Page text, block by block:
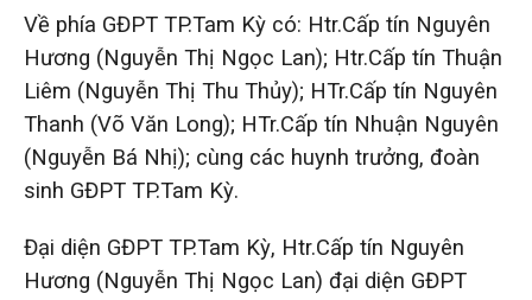
Về phía GĐPT TP.Tam Kỳ có: Htr.Cấp tín Nguyên
Hương (Nguyễn Thị Ngọc Lan); Htr.Cấp tín Thuận
Liêm (Nguyễn Thị Thu Thủy); HTr.Cấp tín Nguyên
Thanh (Võ Văn Long); HTr.Cấp tín Nhuận Nguyên
(Nguyễn Bá Nhị); cùng các huynh trưởng, đoàn
sinh GĐPT TP.Tam Kỳ.
Đại diện GĐPT TP.Tam Kỳ, Htr.Cấp tín Nguyên
Hương (Nguyễn Thị Ngọc Lan) đại diện GĐPT